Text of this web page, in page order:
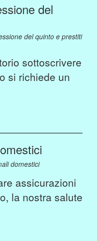
del
del quinto e prestiti
sottoscrivere
si richiede un
domestici
assicurazioni
la nostra salute